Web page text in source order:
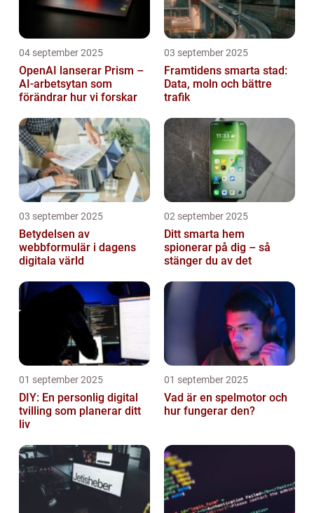
04 september 2025
OpenAI lanserar Prism –
AI-arbetsytan som
förändrar hur vi forskar
03 september 2025
Framtidens smarta stad:
Data, moln och bättre
trafik
03 september 2025
Betydelsen av
webbformulär i dagens
digitala värld
02 september 2025
Ditt smarta hem
spionerar på dig – så
stänger du av det
01 september 2025
DIY: En personlig digital
tvilling som planerar ditt
liv
01 september 2025
Vad är en spelmotor och
hur fungerar den?